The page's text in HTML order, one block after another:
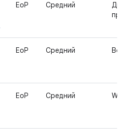
EoP Средний
EoP Средний
EoP Средний